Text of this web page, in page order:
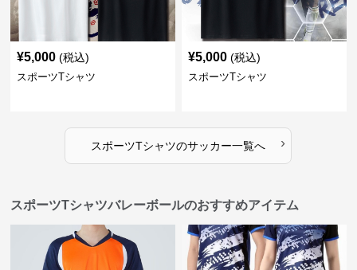
¥5,000 (税込)
スポーツTシャツ
¥5,000 (税込)
スポーツTシャツ
スポーツTシャツのサッカー一覧へ ›
スポーツTシャツバレーボールのおすすめアイテム